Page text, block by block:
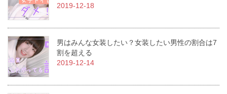
2019-12-18
男はみんな女装したい？女装したい男性の割合は7
割を超える
2019-12-14